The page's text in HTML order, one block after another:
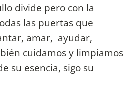
divide pero con la
las puertas que
amar, ayudar,
cuidamos y limpiamos
su esencia, sigo su